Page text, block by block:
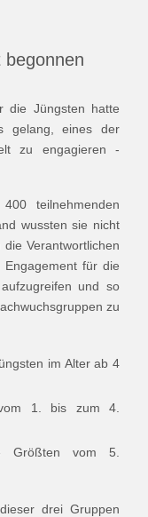
die Jüngsten hatte
gelang, eines der
zu engagieren -
teilnehmenden
wussten sie nicht
Verantwortlichen
für die
und so
zu
im Alter ab 4
1. bis zum 4.
Größten vom 5.
drei Gruppen